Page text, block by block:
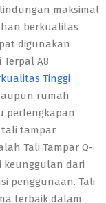
maksimal
berkualitas
digunakan
A8
Tinggi
rumah
perlengkapan
tali tampar
Tali Tampar Q-
keunggulan dari
penggunaan. Tali
terbaik dalam